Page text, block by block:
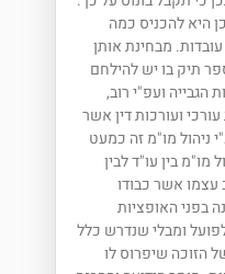
היא להכניס כמה
מבחינת אותן
תיק בו יש להילחם
ועפ"י רוב,
ועורכות דין אשר
ניהול מו"מ זה כמעט
מו"מ בין עו"ד לבין
עצמו אשר כבודו
בפני האופציות
ומבלי שנדרש כלל
הזוכה שיפרוס לו